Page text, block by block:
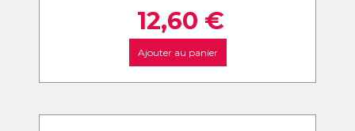
12,60 €
Ajouter au panier